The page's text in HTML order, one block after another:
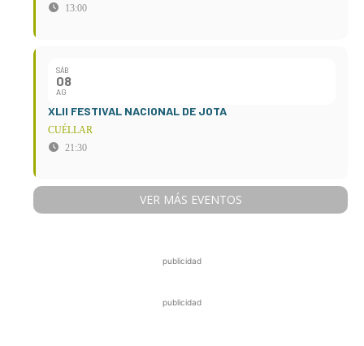
13:00
SÁB
08
AG
XLII FESTIVAL NACIONAL DE JOTA
CUÉLLAR
21:30
VER MÁS EVENTOS
publicidad
publicidad